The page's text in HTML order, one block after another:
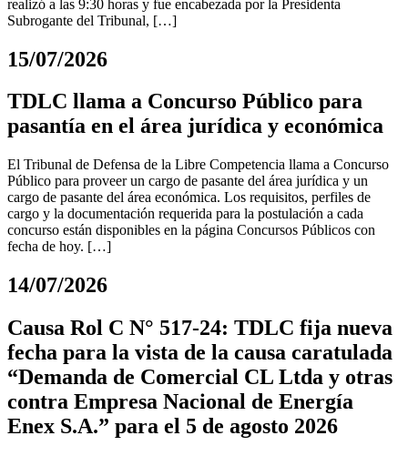
realizó a las 9:30 horas y fue encabezada por la Presidenta
Subrogante del Tribunal, […]
15/07/2026
TDLC llama a Concurso Público para
pasantía en el área jurídica y económica
El Tribunal de Defensa de la Libre Competencia llama a Concurso
Público para proveer un cargo de pasante del área jurídica y un
cargo de pasante del área económica. Los requisitos, perfiles de
cargo y la documentación requerida para la postulación a cada
concurso están disponibles en la página Concursos Públicos con
fecha de hoy. […]
14/07/2026
Causa Rol C N° 517-24: TDLC fija nueva
fecha para la vista de la causa caratulada
“Demanda de Comercial CL Ltda y otras
contra Empresa Nacional de Energía
Enex S.A.” para el 5 de agosto 2026